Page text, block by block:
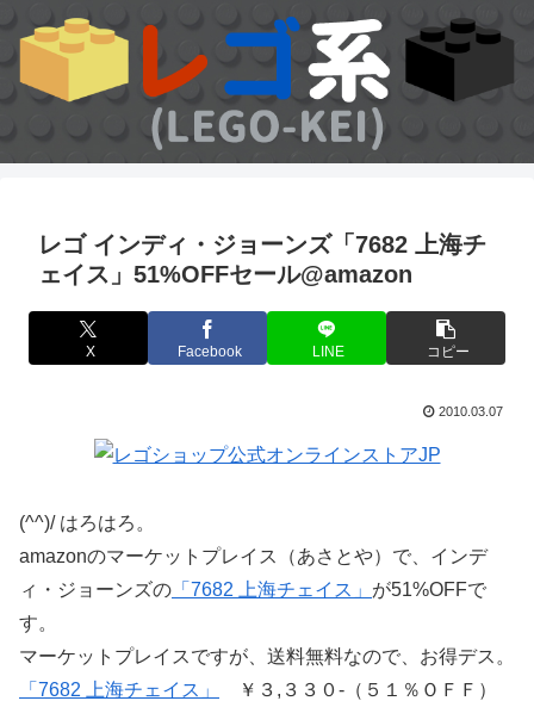
レゴ インディ・ジョーンズ「7682 上海チ
ェイス」51%OFFセール@amazon
X Facebook LINE コピー
2010.03.07
(^^)/ はろはろ。
amazonのマーケットプレイス（あさとや）で、インデ
ィ・ジョーンズの 「7682 上海チェイス」 が51%OFFで
す。
マーケットプレイスですが、送料無料なので、お得デス。
「7682 上海チェイス」
￥３,３３０-（５１％ＯＦＦ）